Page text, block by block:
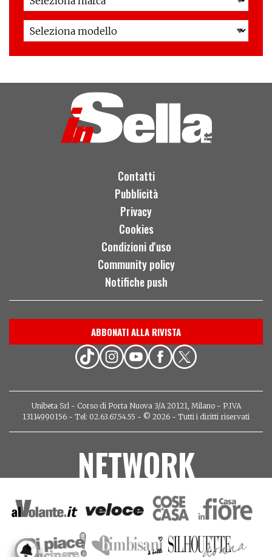
Contatti
Pubblicità
Privacy
Cookies
Condizioni d'uso
Community policy
Notifiche push
ABBONATI ALLA RIVISTA
Unibeta Srl - Corso di Porta Nuova 3/A 20121, Milano - P.IVA
13114990156 - Tel: 02.63.67.54.55 - © 2026 - Tutti i diritti riservati
NETWORK